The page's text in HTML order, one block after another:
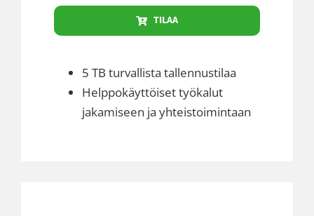
TILAA
5 TB turvallista tallennustilaa
Helppokäyttöiset työkalut
jakamiseen ja yhteistoimintaan